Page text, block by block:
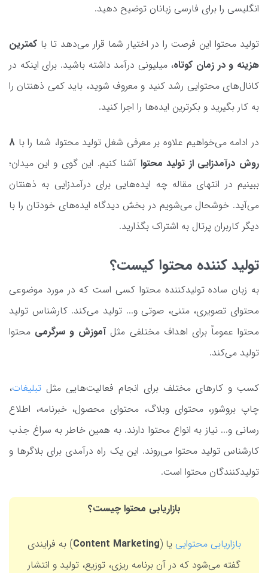
انگلیسی را برای فارسی زبانان توضیح دهید.
تولید محتوا این فرصت را در اختیار شما قرار می‌دهد تا با کمترین
هزینه و در زمان کوتاه، میلیونی درآمد داشته باشید. برای اینکه در
کانال‌های محتوایی رشد کنید و معروف شوید، باید کمی ذهنتان را
به کار بگیرید و بکرترین ایده‌ها را اجرا کنید.
در ادامه می‌خواهیم علاوه بر معرفی شغل تولید محتوا، شما را با 8
روش درآمدزایی از تولید محتوا آشنا کنیم. این گوی و این میدان؛
ببینیم در انتهای مقاله چه ایده‌هایی برای درآمدزایی به ذهنتان
می‌آید. خوشحال می‌شویم در بخش دیدگاه ایده‌های خودتان را با
دیگر کاربران پرتال به اشتراک بگذارید.
تولید کننده محتوا کیست؟
به زبان ساده تولیدکننده محتوا کسی است که در مورد موضوعی
محتوای تصویری، ‌متنی، صوتی و... تولید می‌کند. کارشناس تولید
محتوا عموماً برای اهداف مختلفی مثل آموزش و سرگرمی محتوا
تولید می‌کند.
کسب و کارهای مختلف برای انجام فعالیت‌هایی مثل تبلیغات،
چاپ بروشور، محتوای وبلاگ، محتوای محصول، خبرنامه، اطلاع
رسانی و... نیاز به انواع محتوا دارند. به همین خاطر به سراغ جذب
کارشناس تولید محتوا می‌روند. این یک راه درآمدی برای بلاگرها و
تولیدکنندگان محتوا است.
بازاریابی محتوا چیست؟
بازاریابی محتوایی یا (Content Marketing) به فرایندی
گفته می‌شود که در آن برنامه ریزی، توزیع، تولید و انتشار